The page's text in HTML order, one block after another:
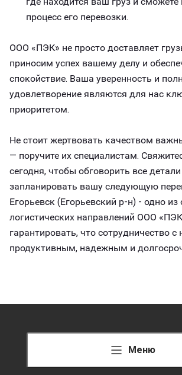
процесс его перевозки.
ООО «ПЭК» не просто доставляет
приносим успех вашему делу и
спокойствие. Ваша уверенность и
удовлетворение являются для нас
приоритетом.
Не стоит жертвовать качеством
— поручите их специалистам.
сегодня, чтобы обговорить все
запланировать вашу следующую
Егорьевск (Егорьевский р-н) - одно
логистических направлений ООО
гарантировать, что сотрудничество с
продуктивным, надежным и
Меню